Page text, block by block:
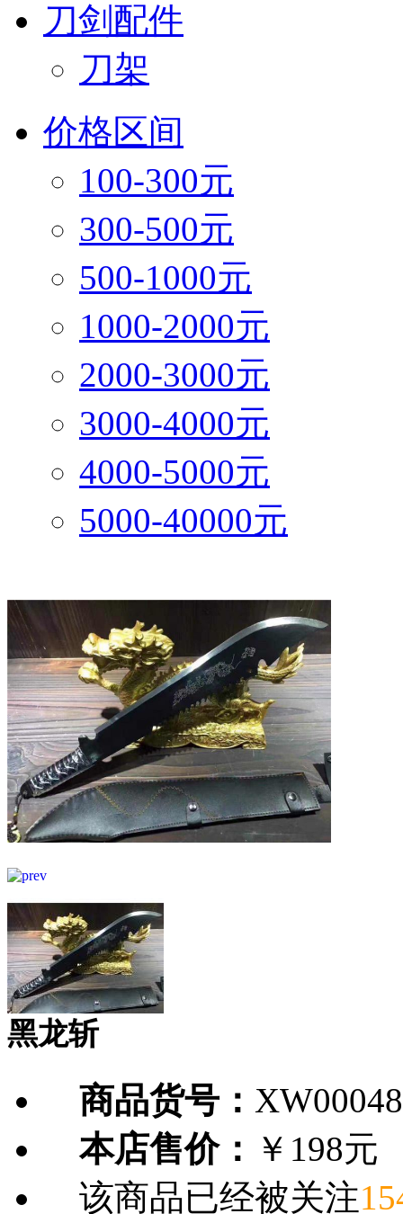
刀剑配件
刀架
价格区间
100-300元
300-500元
500-1000元
1000-2000元
2000-3000元
3000-4000元
4000-5000元
5000-40000元
黑龙斩
商品货号：
本店售价： ￥198元
该商品已经被关注